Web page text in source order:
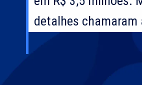
detalhes chamaram
detalhes chamaram